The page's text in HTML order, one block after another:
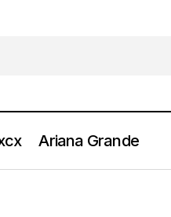
Ariana Grande